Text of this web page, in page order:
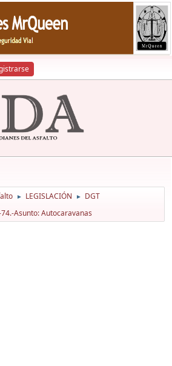
► LEGISLACIÓN ► DGT
Asunto: Autocaravanas